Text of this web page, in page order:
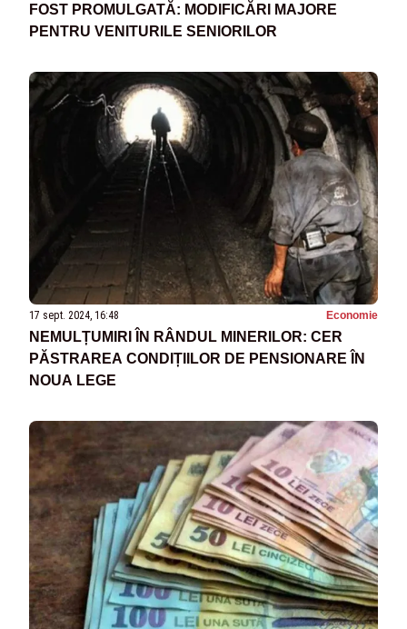
FOST PROMULGATĂ: MODIFICĂRI MAJORE
PENTRU VENITURILE SENIORILOR
17 sept. 2024, 16:48 Economie
NEMULȚUMIRI ÎN RÂNDUL MINERILOR: CER
PĂSTRAREA CONDIȚIILOR DE PENSIONARE ÎN
NOUA LEGE